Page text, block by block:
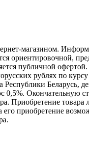
магазином.
ориентировочной,
публичной
рублях по курсу
Республики Беларусь,
0,5%. Окончательную
Приобретение товара
его приобретение